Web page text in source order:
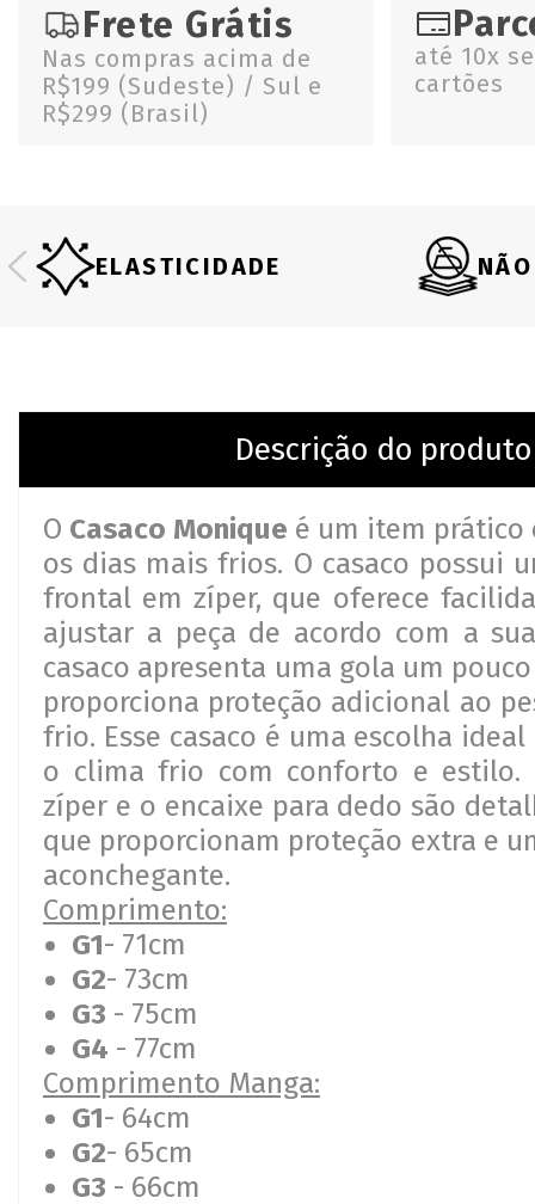
Frete Grátis
Nas compras acima de
R$199 (Sudeste) / Sul e
R$299 (Brasil)
até 10x
cartões
ELASTICIDADE
Descrição do produto
O Casaco Monique é um item prático
os dias mais frios. O casaco possui
frontal em zíper, que oferece
ajustar a peça de acordo com a
casaco apresenta uma gola um
proporciona proteção adicional ao
frio. Esse casaco é uma escolha
o clima frio com conforto e estilo.
zíper e o encaixe para dedo são
que proporcionam proteção extra e
aconchegante.
Comprimento:
G1- 71cm
G2- 73cm
G3 - 75cm
G4 - 77cm
Comprimento Manga:
G1- 64cm
G2- 65cm
G3 - 66cm